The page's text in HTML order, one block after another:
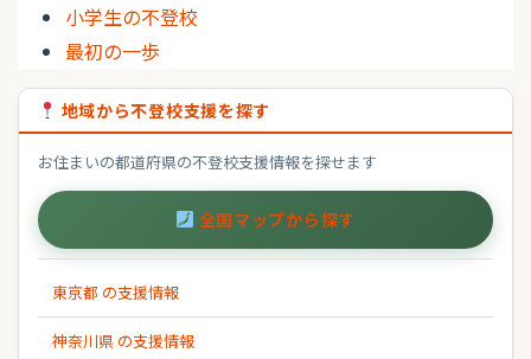
小学生の不登校
最初の一歩
地域から不登校支援を探す
お住まいの都道府県の不登校支援情報を探せます
全国マップから探す
東京都 の支援情報
神奈川県 の支援情報